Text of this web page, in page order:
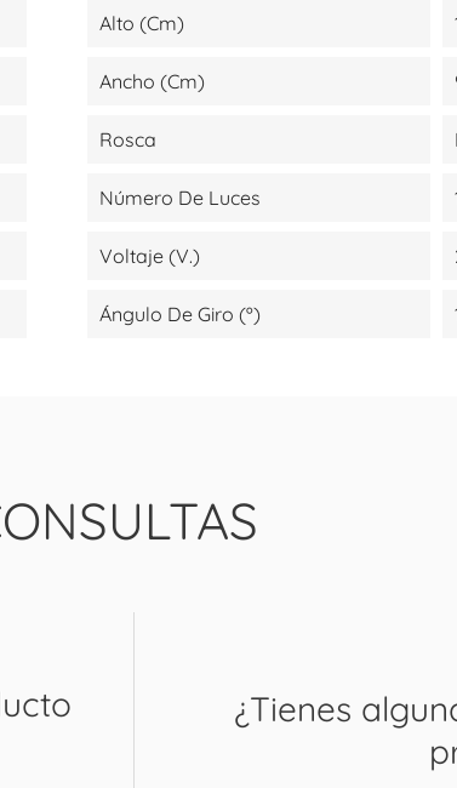
Alto (cm)
Ancho (cm)
Rosca
Número De Luces
Voltaje (V.)
Ángulo De Giro (º)
¿Tienes